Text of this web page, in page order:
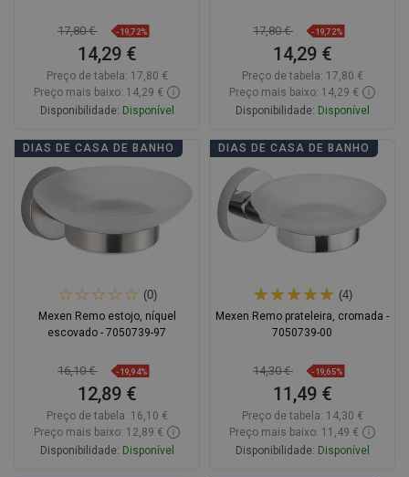
17,80 € -19,72%
14,29 €
Preço de tabela: 17,80 €
Preço mais baixo: 14,29 €
Disponibilidade: Disponível
Adicionar
Comparar
17,80 € -19,72%
14,29 €
Preço de tabela: 17,80 €
Preço mais baixo: 14,29 €
Disponibilidade: Disponível
Adicionar
Comparar
DIAS DE CASA DE BANHO
(0)
Mexen Remo estojo, níquel
escovado - 7050739-97
16,10 € -19,94%
12,89 €
Preço de tabela: 16,10 €
Preço mais baixo: 12,89 €
Disponibilidade: Disponível
DIAS DE CASA DE BANHO
(4)
Mexen Remo prateleira, cromada -
7050739-00
14,30 € -19,65%
11,49 €
Preço de tabela: 14,30 €
Preço mais baixo: 11,49 €
Disponibilidade: Disponível